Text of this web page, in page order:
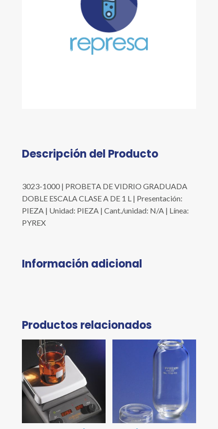
Descripción del Producto
3023-1000 | PROBETA DE VIDRIO GRADUADA
DOBLE ESCALA CLASE A DE 1 L | Presentación:
PIEZA | Unidad: PIEZA | Cant./unidad: N/A | Línea:
PYREX
Información adicional
Productos relacionados